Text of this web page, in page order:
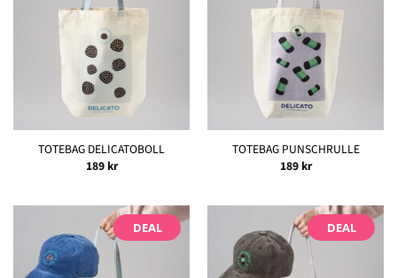
TOTEBAG DELICATOBOLL
189kr
TOTEBAG PUNSCHRULLE
189kr
DEAL DEAL